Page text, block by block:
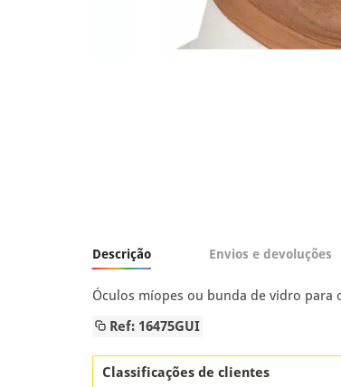
Descrição Envios e devoluções
Óculos míopes ou bunda de vidro
Ref: 16475GUI
Classificações de clientes